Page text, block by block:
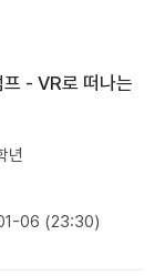
- VR로 떠나는
년
06 (23:30)